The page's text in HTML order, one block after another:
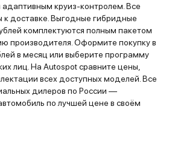
адаптивным круиз-контролем. Все
к доставке. Выгодные гибридные
комплектуются полным пакетом
производителя. Оформите покупку в
в месяц или выберите программу
лиц. На Autospot сравните цены,
всех доступных моделей. Все
дилеров по России —
по лучшей цене в своём